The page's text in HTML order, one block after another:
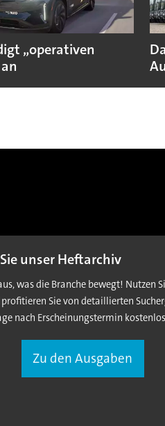
„operativen
unser Heftarchiv
was die Branche bewegt! Nutzen
profitieren Sie von detaillierten
nach Erscheinungstermin
Zu den Ausgaben